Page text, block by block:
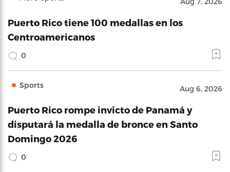
Puerto Rico tiene 100 medallas en los
Centroamericanos
0
Sports Aug 6, 2026
Puerto Rico rompe invicto de Panamá y
disputará la medalla de bronce en Santo
Domingo 2026
0